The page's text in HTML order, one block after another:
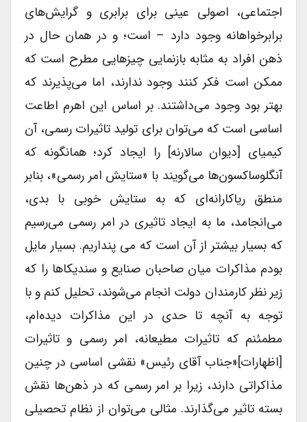
اجتماعی‌، اصولی عینی برای برابری و گرایش‌های
برابرخواهانه وجود دارد – است؛ و در همان حال در
ذهن افراد به مثابه بازنمایی چیزهایی مطرح است که
ممکن است فکر کنند وجود ندارند، اما می‌پذیرند که
بهتر بود وجود می‌داشتند. بر اساس این اهرم اطاعت
اساسی است که می‌توان برای تولید تاثیرات رسمی‌، آن
کیمیای [دیوان سالارنه] را ایجاد کرد؛ همانگونه که
آنگلوساکسون‌ها می‌گویند با «ستایش امر رسمی»‌، بنابر
منطق ریاکارانه‌ای که به ستایش خوبی با بدی،
می‌انجامد‌، ما به ایجاد تاثیری در امر رسمی می‌رسیم
که بسیار بیشتر از آن است که می پنداریم. بسیار مایل
بودم مذاکرات میان صاحبان صنایع و سندیکاها را که
زیر نظر کارمندان دولت انجام می‌شوند، تحلیل کنم و با
توجه به آنچه تا حدی در این مذاکرات دیده‌ام‌،
مطمئنم که تاثیرات مطیعانه، امر رسمی و تاثیرات
[اظهارات]«جناب آقای رئیس» نقشی اساسی در چنین
مذاکراتی دارند، زیرا بر امر رسمی که در ذهن‌ها نقش
بسته تاثیر می‌گذارند. مثالی می‌توان از نظام تحصیلی